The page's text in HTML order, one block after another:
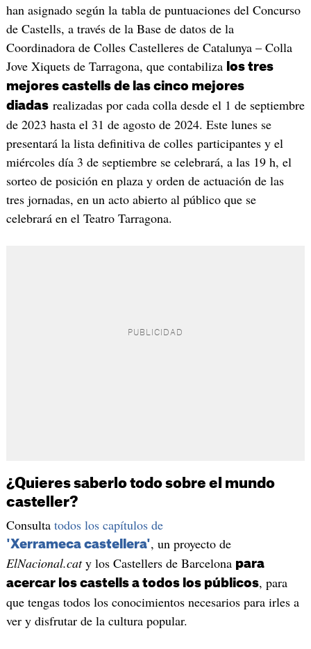
han asignado según la tabla de puntuaciones del Concurso
de Castells, a través de la Base de datos de la
Coordinadora de Colles Castelleres de Catalunya – Colla
Jove Xiquets de Tarragona, que contabiliza los tres
mejores castells de las cinco mejores
diadasrealizadas por cada colla desde el 1 de septiembre
de 2023 hasta el 31 de agosto de 2024. Este lunes se
presentará la lista definitiva de colles participantes y el
miércoles día 3 de septiembre se celebrará, a las 19 h, el
sorteo de posición en plaza y orden de actuación de las
tres jornadas, en un acto abierto al público que se
celebrará en el Teatro Tarragona.
¿Quieres saberlo todo sobre el mundo
casteller?
Consulta todos los capítulos de
'Xerrameca castellera', un proyecto de
ElNacional.caty los Castellers de Barcelona para
acercar los castells a todos los públicos, para
que tengas todos los conocimientos necesarios para irles a
ver y disfrutar de la cultura popular.